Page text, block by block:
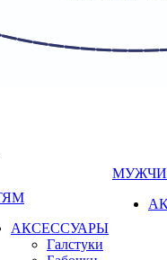
АКСЕССУАРЫ
Галстуки